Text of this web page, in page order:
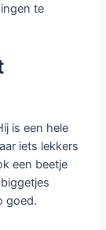
te
is een hele
iets lekkers
een beetje
goed.